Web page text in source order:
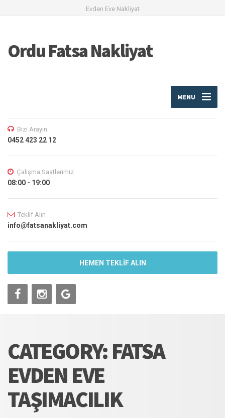
Evden Eve Nakliyat
Ordu Fatsa Nakliyat
MENU
Bizi Arayın
0452 423 22 12
Çalışma Saatlerimiz
08:00 - 19:00
Teklif Alın
info@fatsanakliyat.com
HEMEN TEKLİF ALIN
CATEGORY: FATSA
EVDEN EVE
TAŞIMACILIK